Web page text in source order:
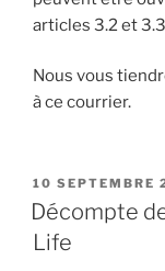
articles 3.2 et
Nous vous
à ce courrier.
PUBLIÉ
LE
10 SEPTEMBRE
Décompte
Life